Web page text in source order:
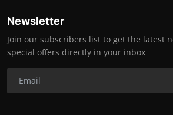
Newsletter
Join our subscribers list to get the latest
special offers directly in your inbox